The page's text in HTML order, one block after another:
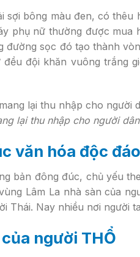
sợi bông màu đen, có
phụ nữ thường được mua
đường sọc đó tạo thành
đội khăn vuông trắng
lại thu nhập cho người
văn hóa độc đáo
bản đông đúc, chủ yếu
Lâm La nhà sàn của
Thái. Nay nhiều nơi người
người THỔ